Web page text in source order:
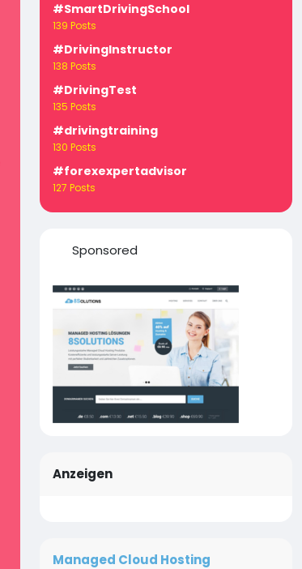
#SmartDrivingSchool
139 Posts
#DrivingInstructor
138 Posts
#DrivingTest
135 Posts
#drivingtraining
130 Posts
#forexexpertadvisor
127 Posts
Sponsored
Anzeigen
Managed Cloud Hosting